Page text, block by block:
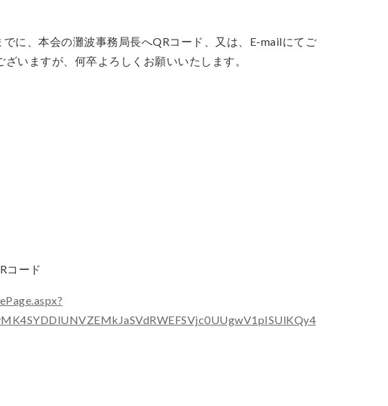
に、本会の灘波事務局長へQRコード、又は、 E-mailにてご
いますが、何卒よろしくお願いいたします。
コード